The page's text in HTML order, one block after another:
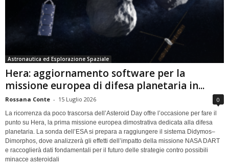
Astronautica ed Esplorazione Spaziale
Hera: aggiornamento software per la
missione europea di difesa planetaria in...
Rossana Conte - 15 Luglio 2026 0
La ricorrenza da poco trascorsa dell’Asteroid Day offre l’occasione per fare il
punto su Hera, la prima missione europea dimostrativa dedicata alla difesa
planetaria. La sonda dell’ESA si prepara a raggiungere il sistema Didymos–
Dimorphos, dove analizzerà gli effetti dell’impatto della missione NASA DART
e raccoglierà dati fondamentali per il futuro delle strategie contro possibili
minacce asteroidali